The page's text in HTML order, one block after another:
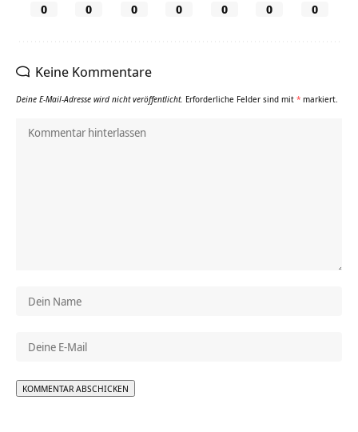
0 0 0 0 0 0 0
Keine Kommentare
Deine E-Mail-Adresse wird nicht veröffentlicht. Erforderliche Felder sind mit * markiert.